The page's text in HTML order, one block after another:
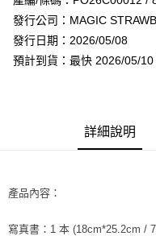
街口支付
悠遊付
【關於「AFTEE先享後付」】
AFTEE先享後付是「在收到商
３．安心：先確認商品／服務後
【「AFTEE先享後付」結帳流
全家取貨付款
每筆NT$60，滿NT$1,599(
發行公司：MAGIC
發行日期：2026/05/08
預計到貨：最快 2026/05/
詳細說明
產品內容：
寫真書：1 本 (18cm*25.2cm /